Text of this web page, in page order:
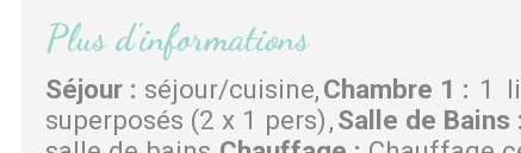
Plus d'informations
Séjour : séjour/cuisine Chambre 1 : 1
superposés (2 x 1 pers) Salle de Bains :